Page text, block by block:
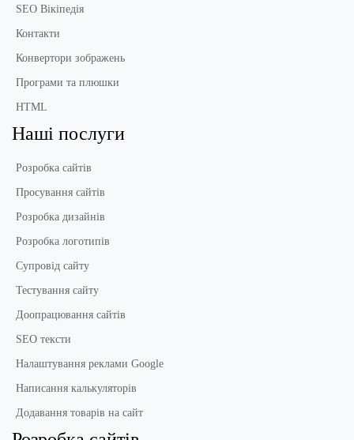
SEO Вікіпедія
Контакти
Конвертори зображень
Програми та плюшки
HTML
Наші послуги
Розробка сайтів
Просування сайтів
Розробка дизайнів
Розробка логотипів
Супровід сайту
Тестування сайту
Доопрацювання сайтів
SEO тексти
Налаштування реклами Google
Написання калькуляторів
Додавання товарів на сайт